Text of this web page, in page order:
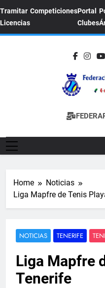
Tramitar
Licencias
CompeticionesPortal
Clubes
Sitio
Home
Noticias
Liga Mapfre de Tenis
NOTICIAS TENERIFE
Liga Mapfre
Tenerife